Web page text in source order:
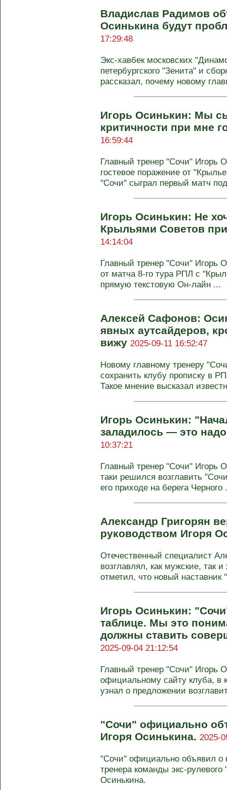
Владислав Радимов
Осинькина будут
17:29:48
Экс-хавбек московских
петербургского "Зенита" и
рассказал, почему новому
Игорь Осинькин: Мы
критичности при мне
16:59:44
Главный тренер "Сочи" Игорь
гостевое поражение от
"Сочи" сыграл первый матч
Игорь Осинькин: Не
Крыльями Советов
14:14:04
Главный тренер "Сочи" Игорь
от матча 8-го тура РПЛ с
прямую текстовую Он-лайн ...
Алексей Сафонов:
явных аутсайдеров,
вижу 2025-09-11 16:52:47
Новому главному тренеру
сохранить клубу прописку в
Такое мнение высказал
Игорь Осинькин:
заладилось — это
10:37:21
Главный тренер "Сочи" Игорь
таки решился возглавить
его приходе на берега Черного
Александр Григорян
руководством Игоря
Отечественный специалист
возглавлял, как мужские, так
отметил, что новый наставник
Игорь Осинькин:
таблице. Мы это
должны ставить
2025-09-04 21:12:54
Главный тренер "Сочи" Игорь
официальному сайту клуба, в
узнал о предложении
"Сочи" официально
Игоря Осинькина. 2025-
"Сочи" официально объявил о
тренера команды экс-
Осинькина.